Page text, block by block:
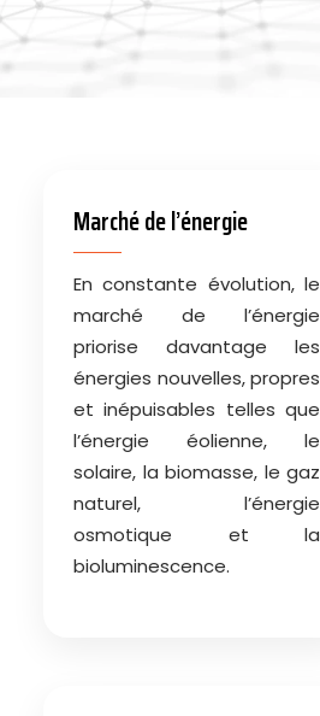
Marché de l’énergie
En constante évolution, le
marché de l’énergie
priorise davantage les
énergies nouvelles, propres
et inépuisables telles que
l’énergie éolienne, le
solaire, la biomasse, le gaz
naturel, l’énergie
osmotique et la
bioluminescence.